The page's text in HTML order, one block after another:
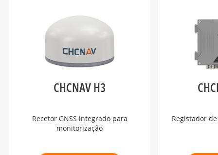
CHCNAV H3
Recetor GNSS integrado para
monitorização
Registador